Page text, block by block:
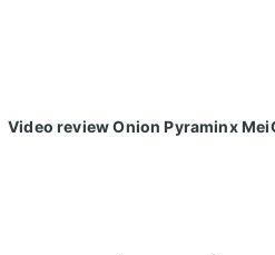
Video review Onion Pyraminx